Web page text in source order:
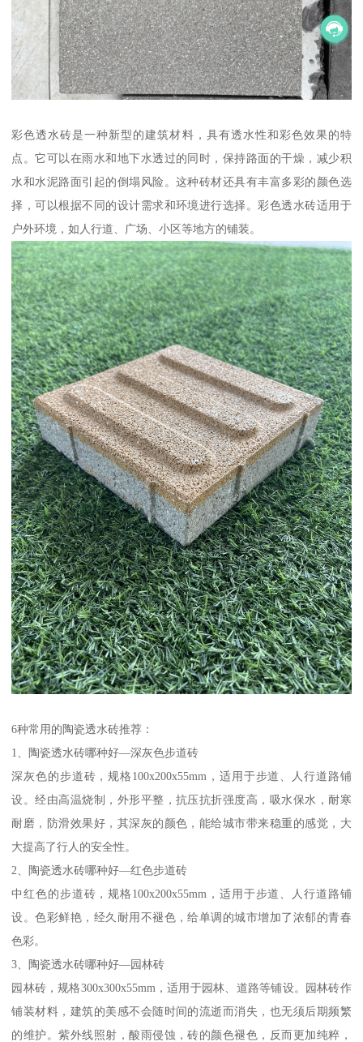
彩色透水砖是一种新型的建筑材料，具有透水性和彩色效果的特
点。它可以在雨水和地下水透过的同时，保持路面的干燥，减少积
水和水泥路面引起的倒塌风险。这种砖材还具有丰富多彩的颜色选
择，可以根据不同的设计需求和环境进行选择。彩色透水砖适用于
户外环境，如人行道、广场、小区等地方的铺装。
6种常用的陶瓷透水砖推荐：
1、陶瓷透水砖哪种好—深灰色步道砖
深灰色的步道砖，规格100x200x55mm，适用于步道、人行道路铺
设。经由高温烧制，外形平整，抗压抗折强度高，吸水保水，耐寒
耐磨，防滑效果好，其深灰的颜色，能给城市带来稳重的感觉，大
大提高了行人的安全性。
2、陶瓷透水砖哪种好—红色步道砖
中红色的步道砖，规格100x200x55mm，适用于步道、人行道路铺
设。色彩鲜艳，经久耐用不褪色，给单调的城市增加了浓郁的青春
色彩。
3、陶瓷透水砖哪种好—园林砖
园林砖，规格300x300x55mm，适用于园林、道路等铺设。园林砖作
铺装材料，建筑的美感不会随时间的流逝而消失，也无须后期频繁
的维护。紫外线照射，酸雨侵蚀，砖的颜色褪色，反而更加纯粹，